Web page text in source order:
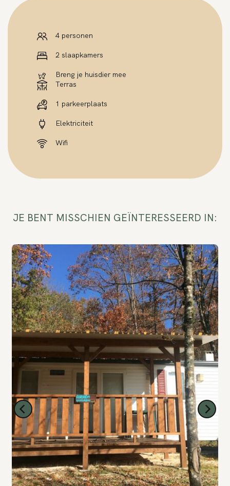
4 personen
2 slaapkamers
Breng je huisdier mee
Terras
1 parkeerplaats
Elektriciteit
Wifi
JE BENT MISSCHIEN GEÏNTERESSEERD IN: